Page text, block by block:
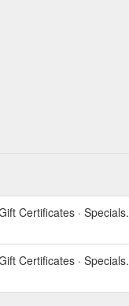
Certificates · Specials.
Certificates · Specials.